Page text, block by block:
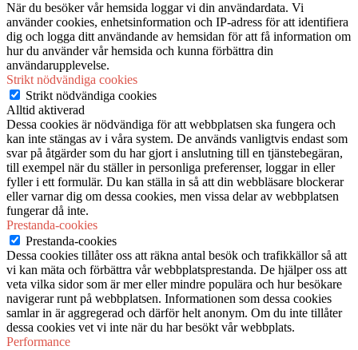
När du besöker vår hemsida loggar vi din användardata. Vi
använder cookies, enhetsinformation och IP-adress för att identifiera
dig och logga ditt användande av hemsidan för att få information om
hur du använder vår hemsida och kunna förbättra din
användarupplevelse.
Strikt nödvändiga cookies
Strikt nödvändiga cookies
Alltid aktiverad
Dessa cookies är nödvändiga för att webbplatsen ska fungera och
kan inte stängas av i våra system. De används vanligtvis endast som
svar på åtgärder som du har gjort i anslutning till en tjänstebegäran,
till exempel när du ställer in personliga preferenser, loggar in eller
fyller i ett formulär. Du kan ställa in så att din webbläsare blockerar
eller varnar dig om dessa cookies, men vissa delar av webbplatsen
fungerar då inte.
Prestanda-cookies
Prestanda-cookies
Dessa cookies tillåter oss att räkna antal besök och trafikkällor så att
vi kan mäta och förbättra vår webbplatsprestanda. De hjälper oss att
veta vilka sidor som är mer eller mindre populära och hur besökare
navigerar runt på webbplatsen. Informationen som dessa cookies
samlar in är aggregerad och därför helt anonym. Om du inte tillåter
dessa cookies vet vi inte när du har besökt vår webbplats.
Performance